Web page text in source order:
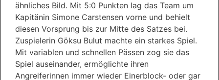
ähnliches Bild. Mit 5:0 Punkten lag das Team um
Kapitänin Simone Carstensen vorne und behielt
diesen Vorsprung bis zur Mitte des Satzes bei.
Zuspielerin Göksu Bulut machte ein starkes Spiel.
Mit variablen und schnellen Pässen zog sie das
Spiel auseinander, ermöglichte ihren
Angreiferinnen immer wieder Einerblock- oder gar